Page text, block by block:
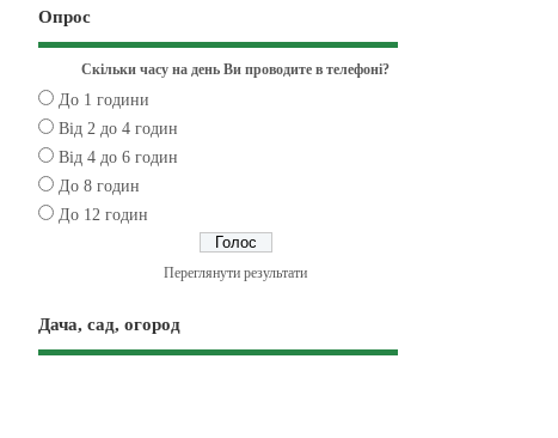
Опрос
Скільки часу на день Ви проводите в телефоні?
До 1 години
Від 2 до 4 годин
Від 4 до 6 годин
До 8 годин
До 12 годин
Переглянути результати
Дача, сад, огород